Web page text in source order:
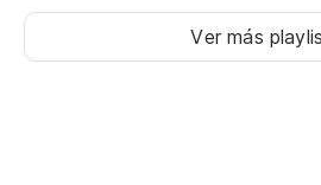
Ver más